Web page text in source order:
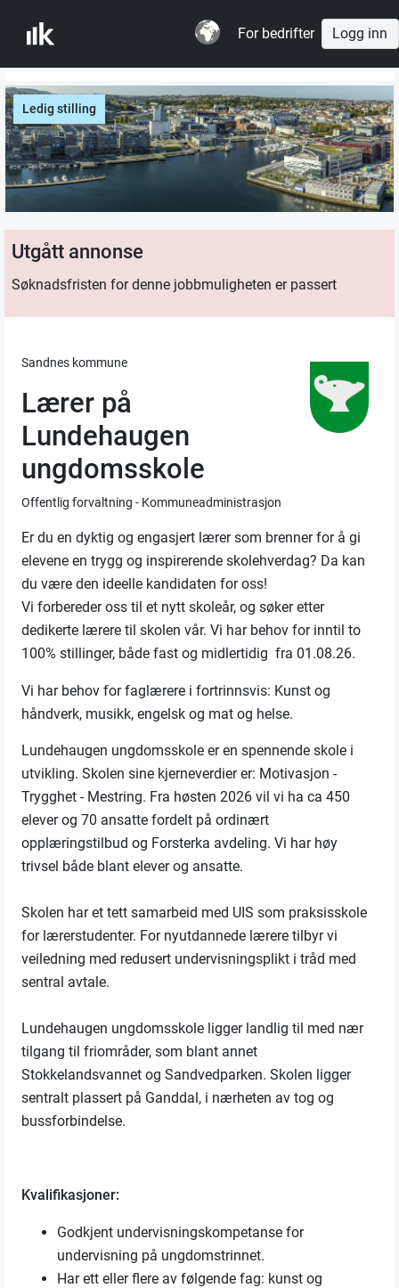
For bedrifter Logg inn
Ledig stilling
Utgått annonse
Søknadsfristen for denne jobbmuligheten er passert
Sandnes kommune
Lærer på
Lundehaugen
ungdomsskole
Offentlig forvaltning - Kommuneadministrasjon
Er du en dyktig og engasjert lærer som brenner for å gi
elevene en trygg og inspirerende skolehverdag? Da kan
du være den ideelle kandidaten for oss!
Vi forbereder oss til et nytt skoleår, og søker etter
dedikerte lærere til skolen vår. Vi har behov for inntil to
100% stillinger, både fast og midlertidig fra 01.08.26.
Vi har behov for faglærere i fortrinnsvis: Kunst og
håndverk, musikk, engelsk og mat og helse.
Lundehaugen ungdomsskole er en spennende skole i
utvikling. Skolen sine kjerneverdier er: Motivasjon -
Trygghet - Mestring. Fra høsten 2026 vil vi ha ca 450
elever og 70 ansatte fordelt på ordinært
opplæringstilbud og Forsterka avdeling. Vi har høy
trivsel både blant elever og ansatte.
Skolen har et tett samarbeid med UIS som praksisskole
for lærerstudenter. For nyutdannede lærere tilbyr vi
veiledning med redusert undervisningsplikt i tråd med
sentral avtale.
Lundehaugen ungdomsskole ligger landlig til med nær
tilgang til friområder, som blant annet
Stokkelandsvannet og Sandvedparken. Skolen ligger
sentralt plassert på Ganddal, i nærheten av tog og
bussforbindelse.
Kvalifikasjoner:
Godkjent undervisningskompetanse for
undervisning på ungdomstrinnet.
Har ett eller flere av følgende fag: kunst og